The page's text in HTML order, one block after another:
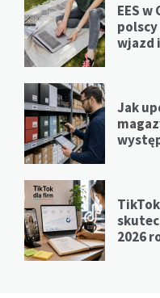
EES
wjazd
Jak
2026